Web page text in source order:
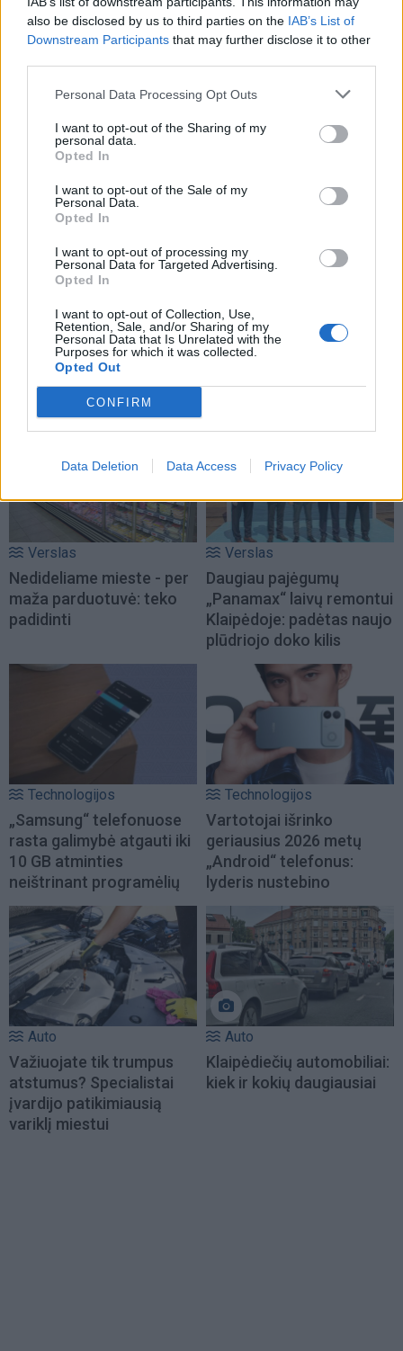
also be disclosed by us to third parties on the IAB’s List of
Downstream Participants that may further disclose it to other
Personal Data Processing Opt Outs
I want to opt-out of the Sharing of my
personal data.
Opted In
I want to opt-out of the Sale of my
Personal Data.
Opted In
I want to opt-out of processing my
Personal Data for Targeted Advertising.
Opted In
I want to opt-out of Collection, Use,
Retention, Sale, and/or Sharing of my
Personal Data that Is Unrelated with the
Purposes for which it was collected.
Opted Out
CONFIRM
Data Deletion Data Access Privacy Policy
TAIP PAT SKAITYKITE
Technologijos
Proveržis kosmoso
moksle: galingiausias
teleskopas užfiksavo
istorinius Saulės
paviršiaus kadrus
„Enefit“ vadovas palieka
pareigas
Verslas
Nedideliame mieste - per
maža parduotuvė: teko
padidinti
Verslas
Daugiau pajėgumų
„Panamax“ laivų remontui
Klaipėdoje: padėtas naujo
plūdriojo doko kilis
Technologijos
„Samsung“ telefonuose
rasta galimybė atgauti iki
10 GB atminties
neištrinant programėlių
Technologijos
Vartotojai išrinko
geriausius 2026 metų
„Android“ telefonus:
lyderis nustebino
Auto
Važiuojate tik trumpus
atstumus? Specialistai
įvardijo patikimiausią
variklį miestui
Auto
Klaipėdiečių automobiliai:
kiek ir kokių daugiausiai